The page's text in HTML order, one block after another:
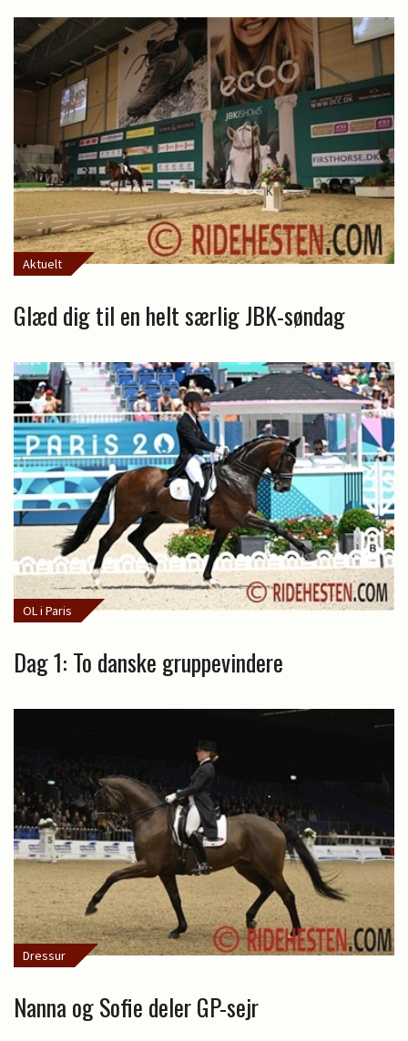
Aktuelt
Glæd dig til en helt særlig JBK-søndag
OL i Paris
Dag 1: To danske gruppevindere
Dressur
Nanna og Sofie deler GP-sejr